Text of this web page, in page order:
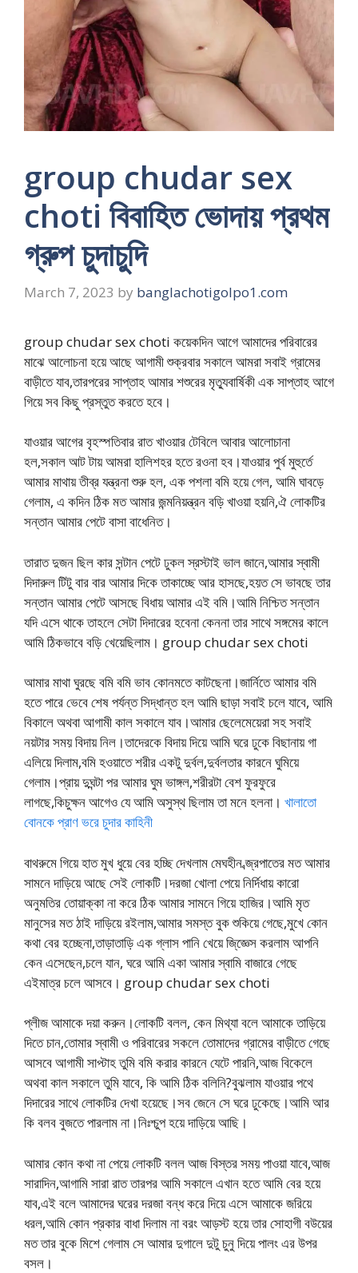
group chudar sex
choti বিবাহিত ভোদায় প্রথম
গ্রুপ চুদাচুদি
March 7, 2023 by banglachotigolpo1.com
group chudar sex choti কয়েকদিন আগে আমাদের পরিবারের
মাঝে আলোচনা হয়ে আছে আগামী শুক্রবার সকালে আমরা সবাই গ্রামের
বাড়ীতে যাব,তারপরের সাপ্তাহ আমার শশুরের মৃত্যুবার্ষিকী এক সাপ্তাহ আগে
গিয়ে সব কিছু প্রস্তুত করতে হবে।
যাওয়ার আগের বৃহস্পতিবার রাত খাওয়ার টেবিলে আবার আলোচানা
হল,সকাল আট টায় আমরা হালিশহর হতে রওনা হব।যাওয়ার পুর্ব মুহুর্তে
আমার মাথায় তীব্র যন্ত্রনা শুরু হল, এক পশলা বমি হয়ে গেল, আমি ঘাবড়ে
গেলাম, এ কদিন ঠিক মত আমার জন্মনিয়ন্ত্রন বড়ি খাওয়া হয়নি,ঐ লোকটির
সন্তান আমার পেটে বাসা বাধেনিত।
তারাত দুজন ছিল কার সন্টান পেটে ঢুকল স্রস্টাই ভাল জানে,আমার স্বামী
দিদারুল টিটু বার বার আমার দিকে তাকাচ্ছে আর হাসছে,হয়ত সে ভাবছে তার
সন্তান আমার পেটে আসছে বিধায় আমার এই বমি।আমি নিশ্চিত সন্তান
যদি এসে থাকে তাহলে সেটা দিদারের হবেনা কেননা তার সাথে সঙ্গমের কালে
আমি ঠিকভাবে বড়ি খেয়েছিলাম। group chudar sex choti
আমার মাথা ঘুরছে বমি বমি ভাব কোনমতে কাটছেনা।জার্নিতে আমার বমি
হতে পারে ভেবে শেষ পর্যন্ত সিদ্ধান্ত হল আমি ছাড়া সবাই চলে যাবে, আমি
বিকালে অথবা আগামী কাল সকালে যাব।আমার ছেলেমেয়েরা সহ সবাই
নয়টার সময় বিদায় নিল।তাদেরকে বিদায় দিয়ে আমি ঘরে ঢুকে বিছানায় গা
এলিয়ে দিলাম,বমি হওয়াতে শরীর একটু দুর্বল,দুর্বলতার কারনে ঘুমিয়ে
গেলাম।প্রায় দুঘন্টা পর আমার ঘুম ভাঙ্গল,শরীরটা বেশ ফুরফুরে
লাগছে,কিচুক্ষন আগেও যে আমি অসুস্থ ছিলাম তা মনে হলনা। খালাতো
বোনকে প্রাণ ভরে চুদার কাহিনী
বাথরুমে গিয়ে হাত মুখ ধুয়ে বের হচ্ছি দেখলাম মেঘহীন ব্জ্রপাতের মত আমার
সামনে দাড়িয়ে আছে সেই লোকটি।দরজা খোলা পেয়ে নির্দিধায় কারো
অনুমতির তোয়াক্কা না করে ঠিক আমার সামনে গিয়ে হাজির।আমি মৃত
মানুসের মত ঠাই দাড়িয়ে রইলাম,আমার সমস্ত বুক শুকিয়ে গেছে,মুখে কোন
কথা বের হচ্ছেনা,তাড়াতাড়ি এক গ্লাস পানি খেয়ে জি্জ্ঞেস করলাম আপনি
কেন এসেছেন,চলে যান, ঘরে আমি একা আমার স্বামি বাজারে গেছে
এইমাত্র চলে আসবে। group chudar sex choti
প্লীজ আমাকে দয়া করুন।লোকটি বলল, কেন মিথ্যা বলে আমাকে তাড়িয়ে
দিতে চান,তোমার স্বামী ও পরিবারের সকলে তোমাদের গ্রামের বাড়ীতে গেছে
আসবে আগামী সাপ্টাহ তুমি বমি করার কারনে যেটে পারনি,আজ বিকেলে
অথবা কাল সকালে তুমি যাবে, কি আমি ঠিক বলিনি?বুঝলাম যাওয়ার পথে
দিদারের সাথে লোকটির দেখা হয়েছে।সব জেনে সে ঘরে ঢুকেছে।আমি আর
কি বলব বুজতে পারলাম না।নিঃশ্চুপ হয়ে দাড়িয়ে আছি।
আমার কোন কথা না পেয়ে লোকটি বলল আজ বিস্তর সময় পাওয়া যাবে,আজ
সারাদিন,আগামি সারা রাত তারপর আমি সকালে এখান হতে আমি বের হয়ে
যাব,এই বলে আমাদের ঘরের দরজা বন্ধ করে দিয়ে এসে আমাকে জরিয়ে
ধরল,আমি কোন প্রকার বাধা দিলাম না বরং আড়স্ট হয়ে তার সোহাগী বউয়ের
মত তার বুকে মিশে গেলাম সে আমার দুগালে দুটু চুনু দিয়ে পালং এর উপর
বসল।